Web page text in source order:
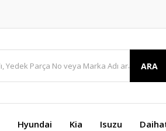
ARA
Hyundai Kia Isuzu